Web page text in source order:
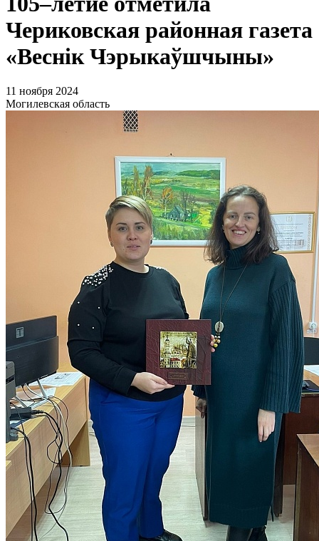
Чериковская районная газета
«Веснiк Чэрыкаўшчыны»
11 ноября 2024
Могилевская область